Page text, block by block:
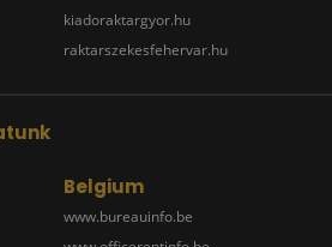
kiadoraktargyor.hu
raktarszekesfehervar.hu
Belgium
www.bureauinfo.be